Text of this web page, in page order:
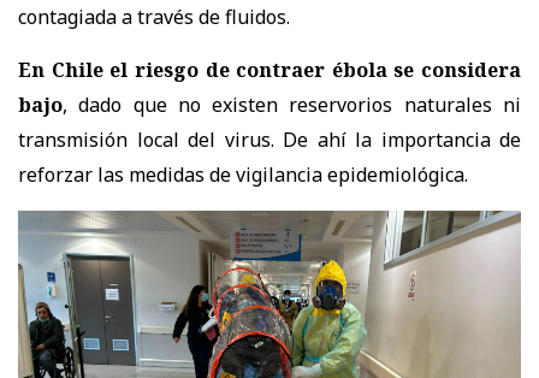
contagiada a través de fluidos.
En Chile el riesgo de contraer ébola se considera
bajo, dado que no existen reservorios naturales ni
transmisión local del virus. De ahí la importancia de
reforzar las medidas de vigilancia epidemiológica.